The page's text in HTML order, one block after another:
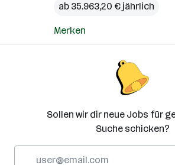
ab 35.963,20 € jährlich
Merken
Sollen wir dir neue Jobs für
Suche schicken?